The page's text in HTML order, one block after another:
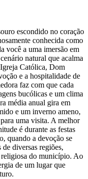
escondido no coração
conhecida como
você a uma imersão em
natural que acalma
Católica, Dom
e a hospitalidade de
faz com que cada
bucólicas e um clima
média anual gira em
e um inverno ameno,
uma visita. A melhor
é durante as festas
quando a devoção se
diversas regiões,
do município. Ao
de um lugar que